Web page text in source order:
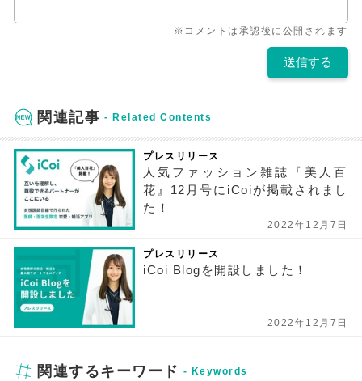
※コメントは承認後に公開されます
関連記事
プレスリリース
人気ファッション雑誌『美人百
花』12月号にiCoiが掲載されまし
た！
2022年12月7日
プレスリリース
iCoi Blogを開設しました！
2022年12月7日
関連するキーワード